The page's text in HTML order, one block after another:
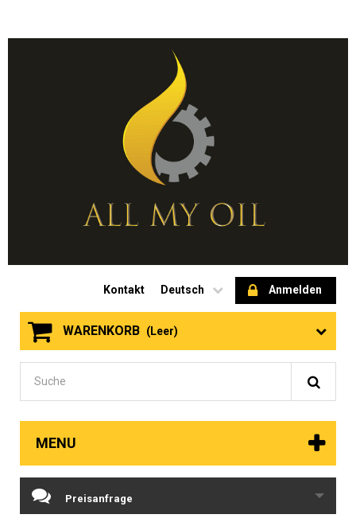
Anmelden
Deutsch
Kontakt
WARENKORB (Leer)
MENU
Preisanfrage